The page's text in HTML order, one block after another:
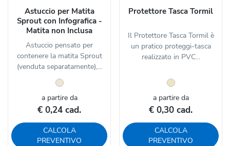
Astuccio per Matita
Sprout con Infografica -
Matita non Inclusa
Astuccio pensato per
contenere la matita Sprout
(venduta separatamente),...
a partire da
€ 0,24 cad.
CALCOLA
PREVENTIVO
Protettore Tasca Tormil
Il Protettore Tasca Tormil è
un pratico proteggi-tasca
realizzato in PVC...
a partire da
€ 0,30 cad.
CALCOLA
PREVENTIVO